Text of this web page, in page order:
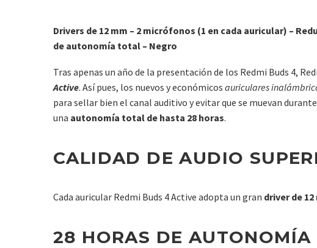
Drivers de 12 mm – 2 micrófonos (1 en cada auricular) –
de autonomía total – Negro
Tras apenas un año de la presentación de los Redmi Buds 4,
Active. Así pues, los nuevos y económicos auriculares
para sellar bien el canal auditivo y evitar que se muevan
una autonomía total de hasta 28 horas.
CALIDAD DE AUDIO
Cada auricular Redmi Buds 4 Active adopta un gran driver de
28 HORAS DE